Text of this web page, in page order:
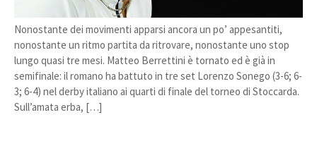
Nonostante dei movimenti apparsi ancora un po’ appesantiti,
nonostante un ritmo partita da ritrovare, nonostante uno stop
lungo quasi tre mesi. Matteo Berrettini è tornato ed è già in
semifinale: il romano ha battuto in tre set Lorenzo Sonego (3-6; 6-
3; 6-4) nel derby italiano ai quarti di finale del torneo di Stoccarda.
Sull’amata erba, […]